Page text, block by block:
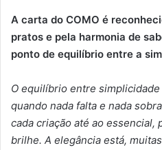
A carta do COMO é
pratos e pela harmonia de
ponto de equilíbrio entre a
O equilíbrio entre
quando nada falta e nada
cada criação até ao
brilhe. A elegância está,